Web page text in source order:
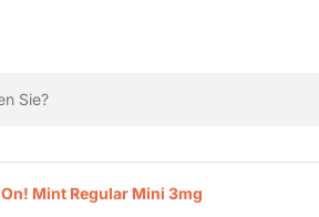
On! Mint Regular Mini 3mg‎